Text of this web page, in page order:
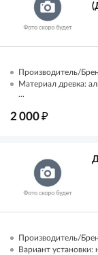
Производитель/
Материал древка:
...
2 000₽
Производитель/
Вариант